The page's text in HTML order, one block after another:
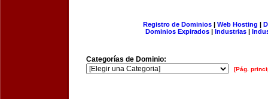
Registro de Dominios| Web Hosting |
Dominios Expirados | Industrias |
Categorías de Dominio:
[Pág.